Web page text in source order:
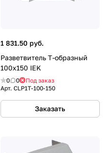
1 831.50 руб.
Разветвитель Т-образный
100х150 IEK
0 0
Под заказ
Арт. CLP1T-100-150
Заказать